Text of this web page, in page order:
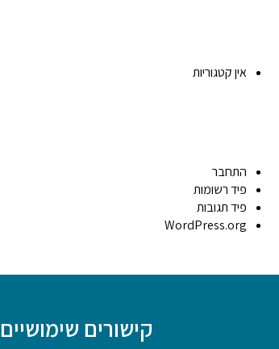
אין קטגוריות
התחבר
פיד רשומות
פיד תגובות
WordPress.org
קישורים שימושיים